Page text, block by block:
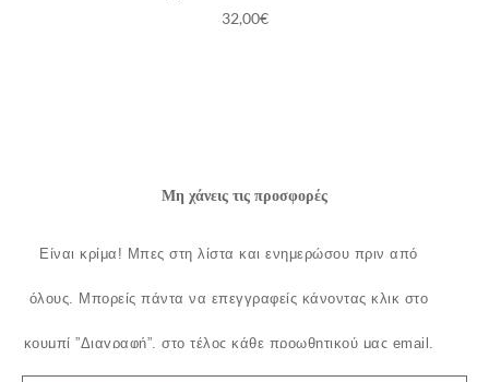
32,00€
Μη χάνεις τις προσφορές
Είναι κρίμα! Μπες στη λίστα και ενημερώσου πριν από
όλους. Μπορείς πάντα να επεγγραφείς κάνοντας κλικ στο
κουμπί ”Διαγραφή”, στο τέλος κάθε προωθητικού μας email.